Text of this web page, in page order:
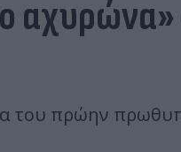
του πρώην